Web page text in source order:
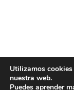
Utilizamos
nuestra web.
Puedes aprender